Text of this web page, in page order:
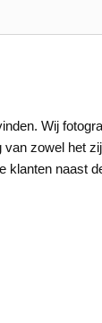
Wij
van zowel het
klanten naast